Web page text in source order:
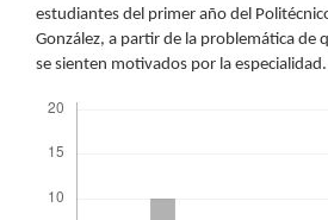
estudiantes del primer año del
González, a partir de la problemática de
se sienten motivados por la especialidad.